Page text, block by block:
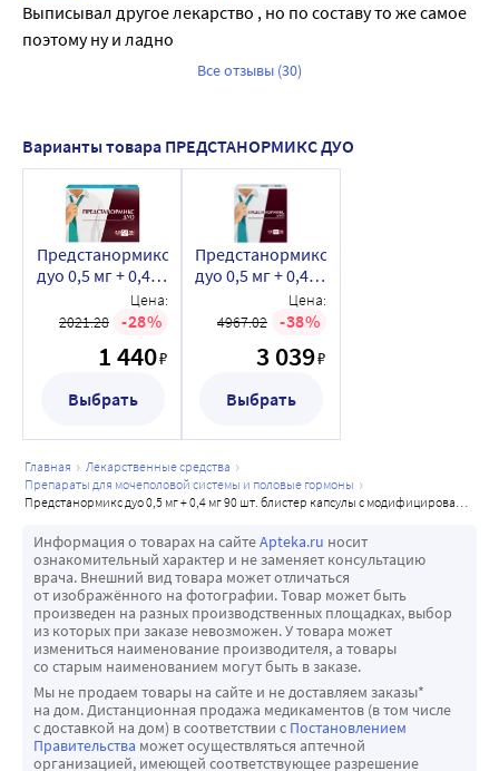
Выписывал другое лекарство , но по составу то же самое
поэтому ну и ладно
Все отзывы (30)
Варианты товара ПРЕДСТАНОРМИКС ДУО
Предстанормикс
дуо 0,5 мг + 0,4
блистер
модифицированным
Цена:
2021.28
28
1 440₽
Выбрать
Предстанормикс
дуо 0,5 мг + 0,4
блистер
модифицированным
Цена:
4967.02
38
3 039₽
Выбрать
главная
лекарственные средства
препараты для мочеполовой системы и половые гормоны
предстанормикс дуо 0,5 мг + 0,4 мг 90 шт. блистер капсулы с модифицированным высвобождением
Информация о товарах на сайтеApteka.ru носит
ознакомительный характер и не заменяет консультацию
врача. Внешний вид товара может отличаться
от изображённого на фотографии. Товар может быть
произведен на разных производственных площадках, выбор
из которых при заказе невозможен. У товара может
измениться наименование производителя, а товары
со старым наименованием могут быть в заказе.
Мы не продаем товары на сайте и не доставляем заказы*
на дом. Дистанционная продажа медикаментов (в том числе
с доставкой на дом) в соответствии с Постановлением
Правительства может осуществляться аптечной
организацией, имеющей соответствующее разрешение